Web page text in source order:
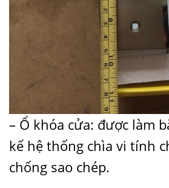
– Ổ khóa cửa: được làm
kế hệ thống chìa vi tính
chống sao chép.